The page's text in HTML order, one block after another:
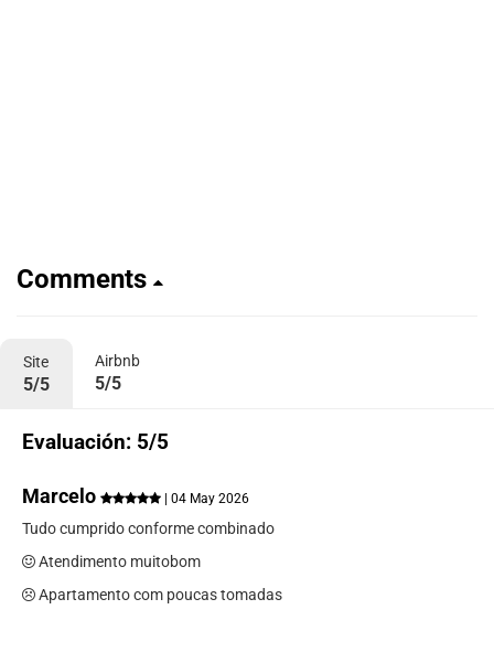
Comments
Site
5/5
Airbnb
5/5
Evaluación: 5/5
Marcelo | 04 May 2026
Tudo cumprido conforme combinado
Atendimento muitobom
Apartamento com poucas tomadas